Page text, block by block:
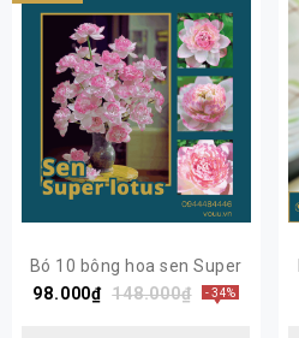
Bó 10 bông hoa sen Super
lotus | Sen Vô Ưu
98.000₫ 148.000₫ - 34%